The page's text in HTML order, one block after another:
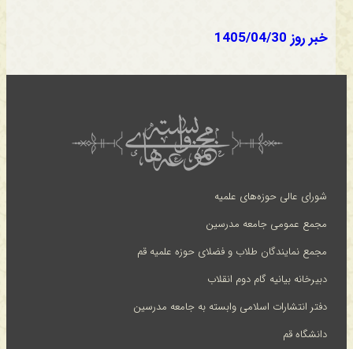
خبر روز 1405/04/30
شورای عالی حوزه‌های علمیه
مجمع عمومی جامعه مدرسین
مجمع نمایندگان طلاب و فضلای حوزه علمیه قم
دبیرخانه بیانیه گام دوم انقلاب
دفتر انتشارات اسلامی وابسته به جامعه مدرسین
دانشگاه قم